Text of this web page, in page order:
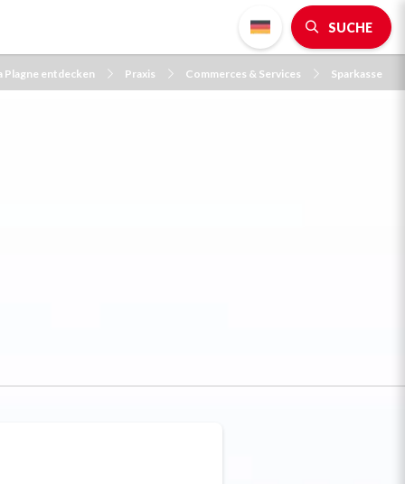
SUCHE
Plagne entdecken Praxis Commerces & Services Sparkasse